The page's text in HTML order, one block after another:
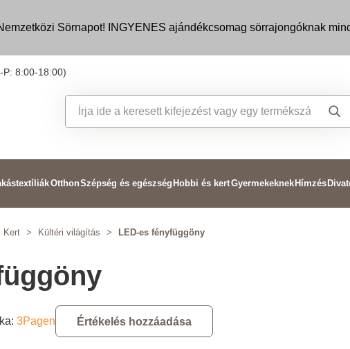
Sörnapot! INGYENES ajándékcsomag sörrajongóknak
P: 8:00-18:00)
OtthonSzépség és egészség Hobbi és kertGyermekeknek Hímzés
Kert > Kültéri világítás > LED-es fényfüggöny
3Pagen Értékelés hozzáadása